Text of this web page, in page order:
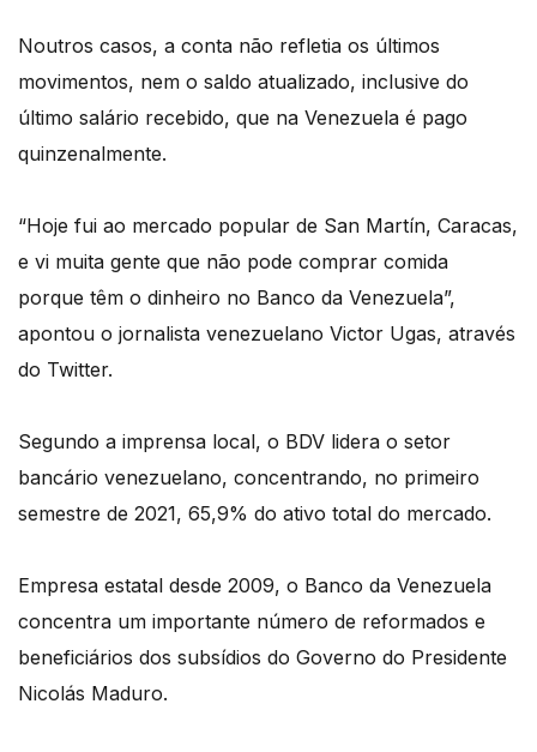
Noutros casos, a conta não refletia os últimos
movimentos, nem o saldo atualizado, inclusive do
último salário recebido, que na Venezuela é pago
quinzenalmente.
“Hoje fui ao mercado popular de San Martín, Caracas,
e vi muita gente que não pode comprar comida
porque têm o dinheiro no Banco da Venezuela”,
apontou o jornalista venezuelano Victor Ugas, através
do Twitter.
Segundo a imprensa local, o BDV lidera o setor
bancário venezuelano, concentrando, no primeiro
semestre de 2021, 65,9% do ativo total do mercado.
Empresa estatal desde 2009, o Banco da Venezuela
concentra um importante número de reformados e
beneficiários dos subsídios do Governo do Presidente
Nicolás Maduro.